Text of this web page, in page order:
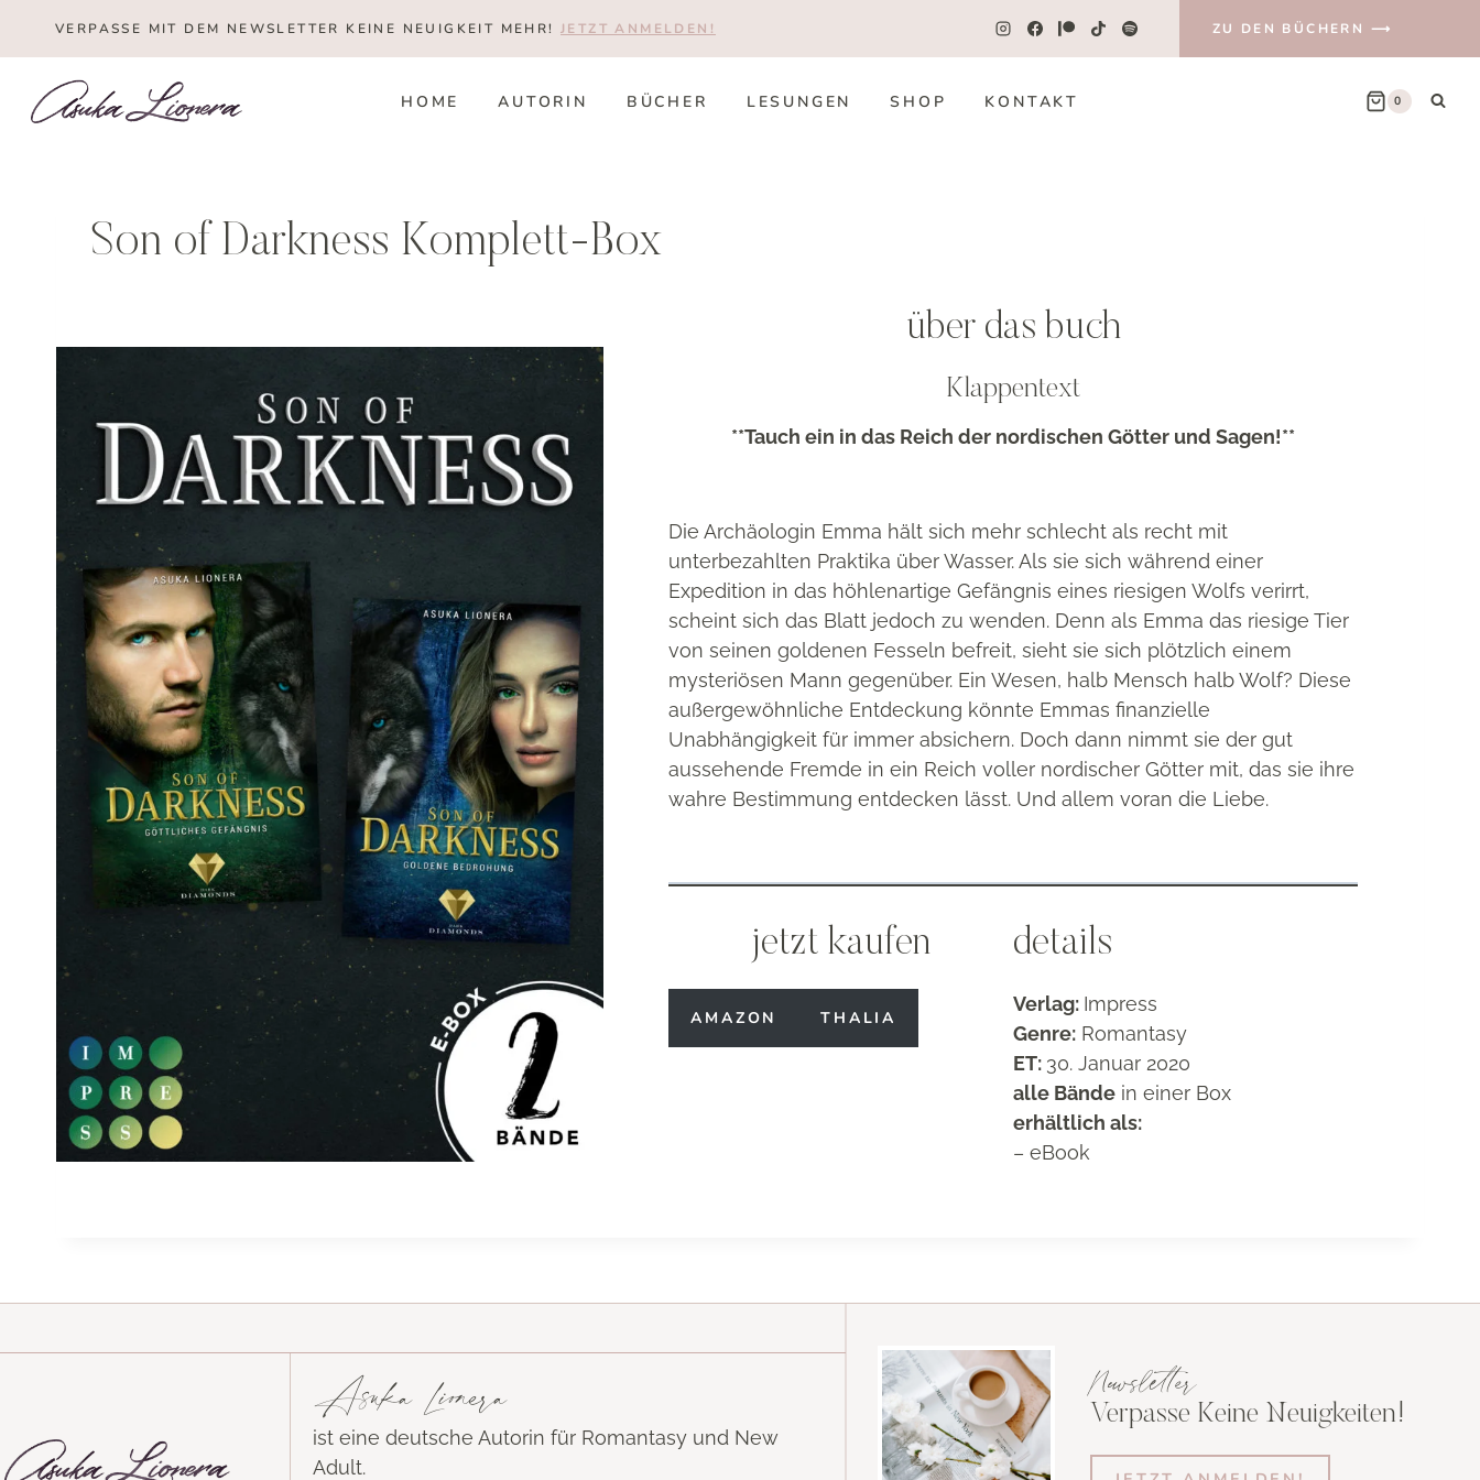
VERPASSE MIT DEM NEWSLETTER KEINE NEUIGKEIT MEHR!JETZT ANMELDEN! ZU DEN BÜCHERN ⟶
HOME AUTORIN BÜCHER LESUNGEN SHOP KONTAKT 0
Son of Darkness Komplett-Box
über das buch
Klappentext
**Tauch ein in das Reich der nordischen Götter und Sagen!**
Die Archäologin Emma hält sich mehr schlecht als recht mit
unterbezahlten Praktika über Wasser. Als sie sich während einer
Expedition in das höhlenartige Gefängnis eines riesigen Wolfs verirrt,
scheint sich das Blatt jedoch zu wenden. Denn als Emma das riesige Tier
von seinen goldenen Fesseln befreit, sieht sie sich plötzlich einem
mysteriösen Mann gegenüber. Ein Wesen, halb Mensch halb Wolf? Diese
außergewöhnliche Entdeckung könnte Emmas finanzielle
Unabhängigkeit für immer absichern. Doch dann nimmt sie der gut
aussehende Fremde in ein Reich voller nordischer Götter mit, das sie ihre
wahre Bestimmung entdecken lässt. Und allem voran die Liebe.
jetzt kaufen
AMAZON THALIA
details
Verlag: Impress
Genre: Romantasy
ET: 30. Januar 2020
alle Bände in einer Box
erhältlich als:
– eBook
Asuka Lionera
ist eine deutsche Autorin für Romantasy und New
Adult.
Newsletter
Verpasse Keine Neuigkeiten!